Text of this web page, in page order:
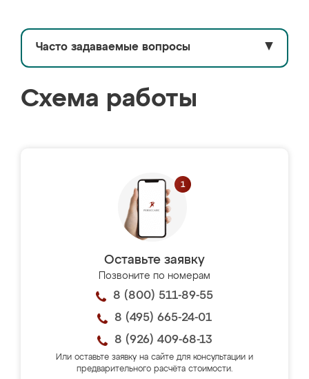
Часто задаваемые вопросы ▼
Схема работы
Оставьте заявку
Позвоните по номерам
8 (800) 511-89-55
8 (495) 665-24-01
8 (926) 409-68-13
Или оставьте заявку на сайте для консультации и
предварительного расчёта стоимости.